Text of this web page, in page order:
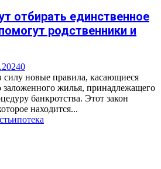
отбирать единственное
родственники и
0
силу новые правила, касающиеся
заложенного жилья, принадлежащего
банкротства. Этот закон
находится...
ипотека